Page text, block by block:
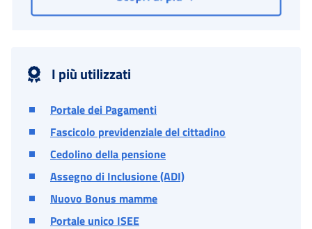
I più utilizzati
Portale dei Pagamenti
Fascicolo previdenziale del cittadino
Cedolino della pensione
Assegno di Inclusione (ADI)
Nuovo Bonus mamme
Portale unico ISEE